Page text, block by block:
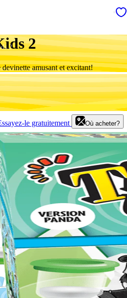
2 2
amusant et excitant!
le gratuitement Où acheter?